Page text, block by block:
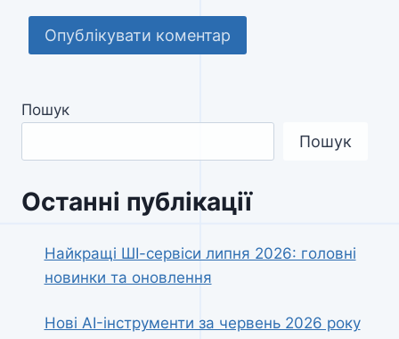
Пошук
Пошук
Останні публікації
Найкращі ШІ-сервіси липня 2026: головні
новинки та оновлення
Нові AI-інструменти за червень 2026 року